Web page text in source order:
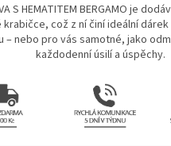
S HEMATITEM BERGAMO je
což z ní činí ideální
– nebo pro vás samotné, jako
každodenní úsilí a úspěchy.